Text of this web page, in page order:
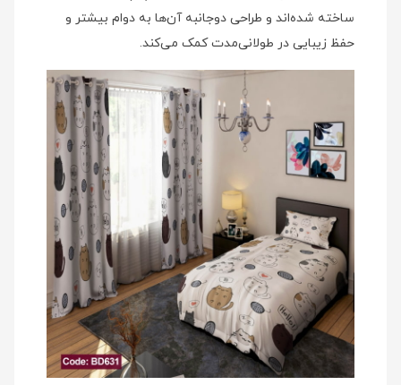
ساخته شده‌اند و طراحی دوجانبه آن‌ها به دوام بیشتر و
حفظ زیبایی در طولانی‌مدت کمک می‌کند.